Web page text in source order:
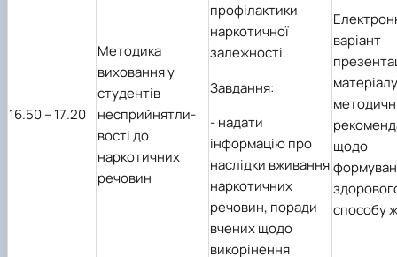
16.50 – 17.20
Методика
виховання у
студентів
несприйнятли-
вості до
наркотичних
речовин
профілактики
наркотичної
залежності.
Завдання:
- надати
інформацію про
наслідки вживання
наркотичних
речовин, поради
вчених щодо
викорінення
варіант
щодо
способу